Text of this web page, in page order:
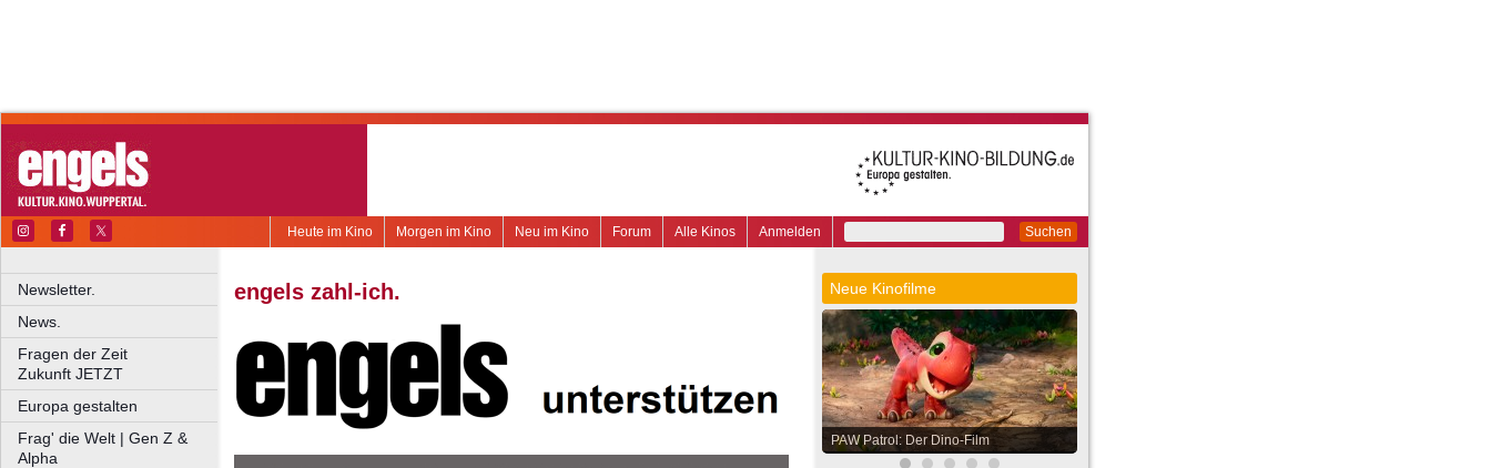
Suchen
Anmelden
Alle Kinos
Forum
Neu im Kino
Morgen im Kino
Heute im Kino
Newsletter.
News.
Fragen der Zeit
Zukunft JETZT
Europa gestalten
Frag' die Welt | Gen Z &
Alpha
engels zahl-ich. Neue Kinofilme
PAW Patrol: Der Dino-Film